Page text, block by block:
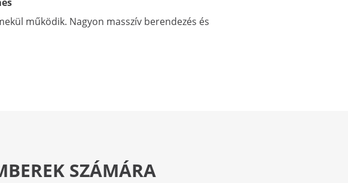
működik. Nagyon masszív berendezés és
SZÁMÁRA